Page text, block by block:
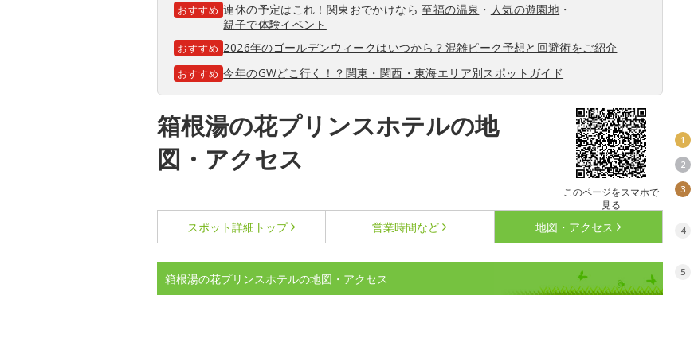
おすすめ 連休の予定はこれ！関東おでかけなら至福の温泉 ・ 人気の遊園地 ・
親子で体験イベント
おすすめ 2026年のゴールデンウィークはいつから？混雑ピーク予想と回避術をご紹介
おすすめ 今年のGWどこ行く！？関東・関西・東海エリア別スポットガイド
箱根湯の花プリンスホテルの地
図・アクセス
このページをスマホで
見る
スポット詳細 トップ 営業時間など 地図・アクセス
箱根湯の花プリンスホテルの地図・アクセス
1
2
3
4
5